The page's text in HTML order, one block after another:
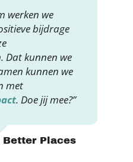
werken we
bijdrage
Dat kunnen we
kunnen we
met
. Doe jij mee?”
Better Places